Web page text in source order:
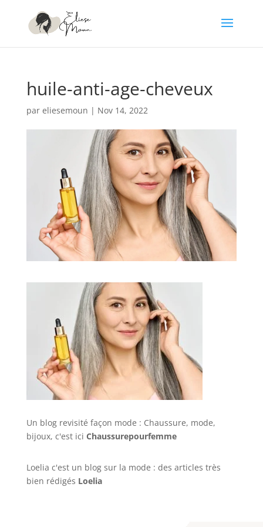
huile-anti-age-cheveux
par eliesemoun | Nov 14, 2022
Un blog revisité façon mode : Chaussure, mode,
bijoux, c'est ici Chaussurepourfemme
Loelia c'est un blog sur la mode : des articles très
bien rédigés Loelia